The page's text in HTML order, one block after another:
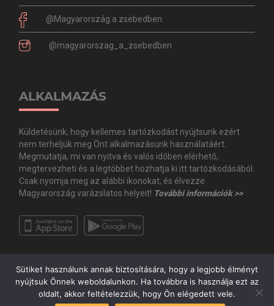
@Magyarország.a.zsebedben
@magyarorszag_a_zsebedben
ALKALMAZÁS
Küldetésünk, hogy kellemes tartózkodást nyújtsunk ezért
nem terheljük meg Önt alkalmazásunk használatáért.
Megmutatja, mi van nyitva és valós időben elérhető,
megtervezheti és a legtöbbet hozhatja ki itt tartózkodásából.
Csak nyomja meg az alábbi ikonokat, és élvezze
Magyarország varázslatos helyeit! További információk >>
Sütiket használunk annak biztosítására, hogy a legjobb élményt
nyújtsuk Önnek weboldalunkon. Ha továbbra is használja ezt az
oldalt, akkor feltételezzük, hogy Ön elégedett vele.